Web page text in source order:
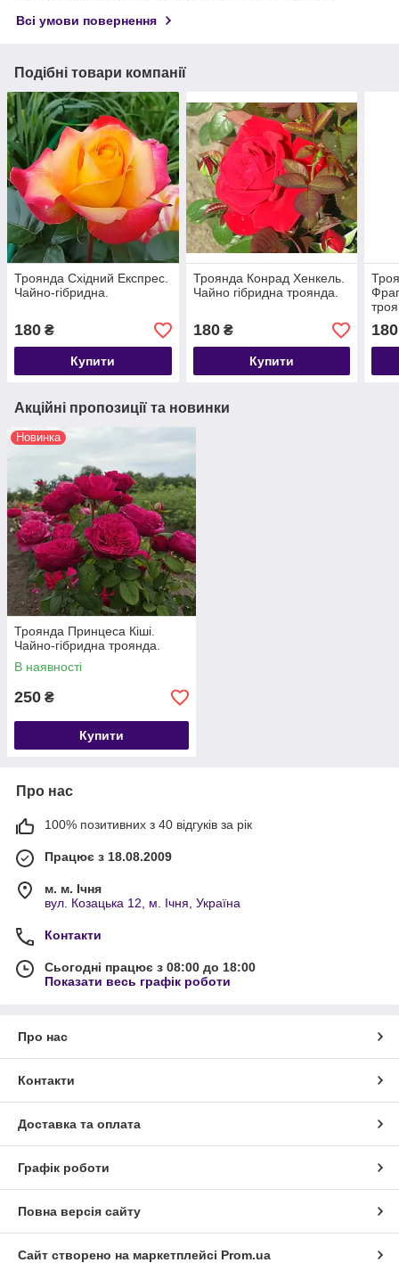
Всі умови повернення
Подібні товари компанії
Троянда Східний Експрес.
Чайно-гібридна.
180 ₴
Купити
Троянда Конрад Хенкель.
Чайно гібридна троянда.
180₴
Купити
180
Акційні пропозиції та новинки
Новинка
Троянда Принцеса Кіші.
Чайно-гібридна троянда.
В наявності
250 ₴
Купити
Про нас
100% позитивних з 40 відгуків за рік
Працює з 18.08.2009
м. м. Ічня
вул. Козацька 12, м. Ічня, Україна
Контакти
Сьогодні працює з 08:00 до 18:00
Показати весь графік роботи
Про нас
Контакти
Доставка та оплата
Графік роботи
Повна версія сайту
Сайт створено на маркетплейсі Prom.ua